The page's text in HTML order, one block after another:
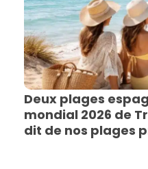
Deux plages
mondial 2026 de
dit de nos plages